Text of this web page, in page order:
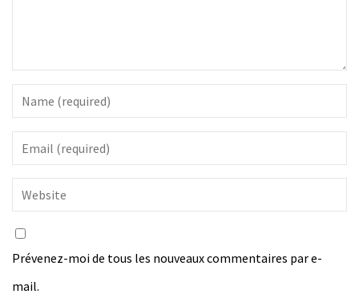
Prévenez-moi de tous les nouveaux commentaires par e-
mail.